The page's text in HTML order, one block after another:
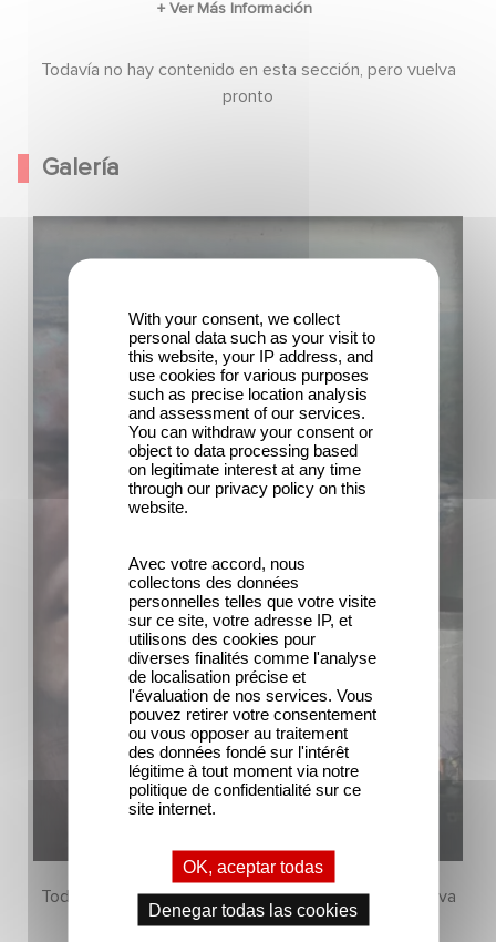
révélés et remettent en question cette version
des faits ; Philippe de Dieuleveult, qu'on
d'une bavure militaire ou d'un assassinat
d'Etat.
Todavía no hay contenido en esta sección, pero vuelva
pronto
Galería
Todavía no hay contenido en esta sección, pero vuelva
pronto
With your consent, we collect
personal data such as your visit to
this website, your IP address, and
use cookies for various purposes
such as precise location analysis
and assessment of our services.
You can withdraw your consent or
object to data processing based
on legitimate interest at any time
through our privacy policy on this
website.
Avec votre accord, nous
collectons des données
personnelles telles que votre visite
sur ce site, votre adresse IP, et
utilisons des cookies pour
diverses finalités comme l'analyse
de localisation précise et
l'évaluation de nos services. Vous
pouvez retirer votre consentement
ou vous opposer au traitement
des données fondé sur l'intérêt
légitime à tout moment via notre
politique de confidentialité sur ce
site internet.
OK, aceptar todas
Denegar todas las cookies